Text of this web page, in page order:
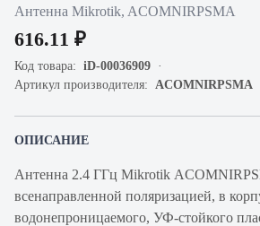
Антенна Mikrotik, ACOMNIRPSMA
616.11 ₽
Код товара: iD-00036909
Артикул производителя: ACOMNIRPSMA
ОПИСАНИЕ
Антенна 2.4 ГГц Mikrotik
всенаправленной поляризацией, в
водонепроницаемого, УФ-стойкого